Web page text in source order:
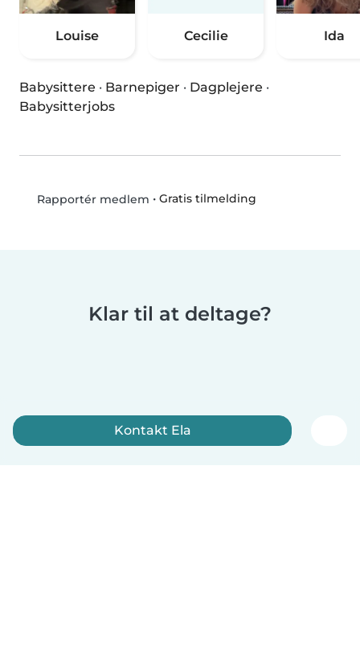
Louise Cecilie Ida
Babysittere · Barnepiger · Dagplejere ·
Babysitterjobs
Rapportér medlem • Gratis tilmelding
Klar til at deltage?
Kontakt Ela